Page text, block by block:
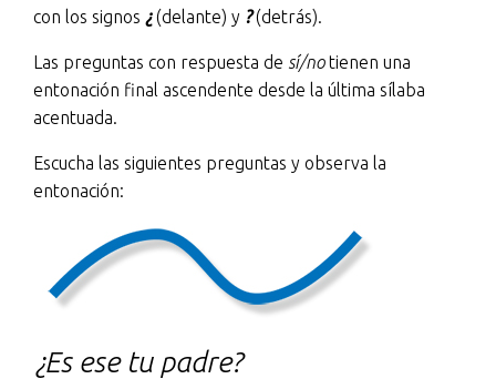
con los signos ¿(delante) y ?(detrás).
Las preguntas con respuesta de sí/notienen una
entonación final ascendente desde la última sílaba
acentuada.
Escucha las siguientes preguntas y observa la
entonación:
¿Es ese tu padre?